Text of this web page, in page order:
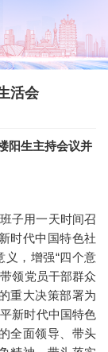
活会
阳生主持会议并
子用一天时间召
时代中国特色社
义，增强“四个意
领党员干部群众
重大决策部署为
新时代中国特色
全面领导、带头